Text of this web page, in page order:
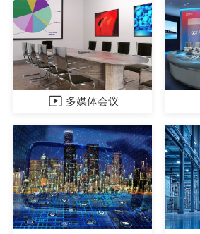
多媒体会议